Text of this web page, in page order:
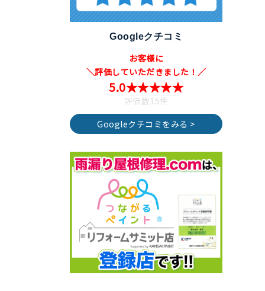
Googleクチコミ
お客様に
＼評価していただきました！／
5.0★★★★★
評価数15件
Googleクチコミをみる >